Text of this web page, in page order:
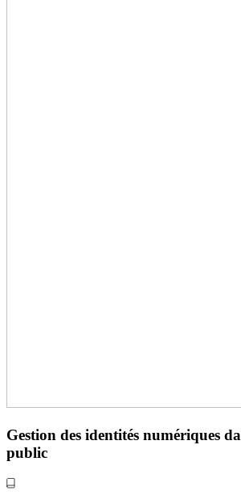
Gestion des identités numériques
public